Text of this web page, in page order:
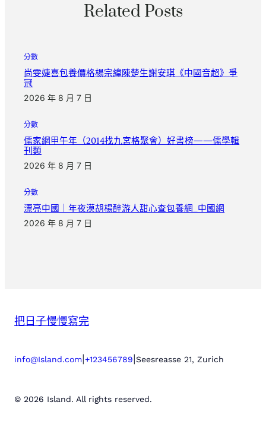
Related Posts
分數
尚雯婕喜包養價格楊宗緯陳楚生謝安琪《中國音超》爭
冠
2026 年 8 月 7 日
分數
儒家網甲午年（2014找九宮格聚會）好書榜——儒學輯
刊類
2026 年 8 月 7 日
分數
漂亮中國｜年夜漠胡楊醉游人甜心查包養網_中國網
2026 年 8 月 7 日
把日子慢慢寫完
info@Island.com +123456789 Seesreasse 21, Zurich
© 2026 Island. All rights reserved.